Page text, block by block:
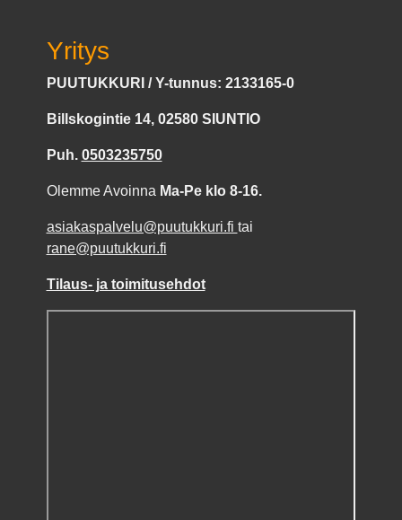
Yritys
PUUTUKKURI / Y-tunnus: 2133165-0
Billskogintie 14, 02580 SIUNTIO
Puh. 0503235750
Olemme Avoinna Ma-Pe klo 8-16.
asiakaspalvelu@puutukkuri.fi tai
rane@puutukkuri.fi
Tilaus- ja toimitusehdot